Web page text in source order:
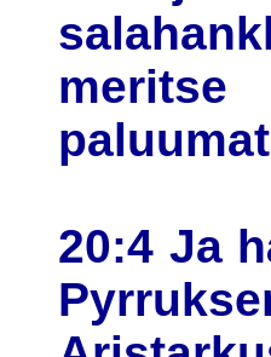
20:4 Ja